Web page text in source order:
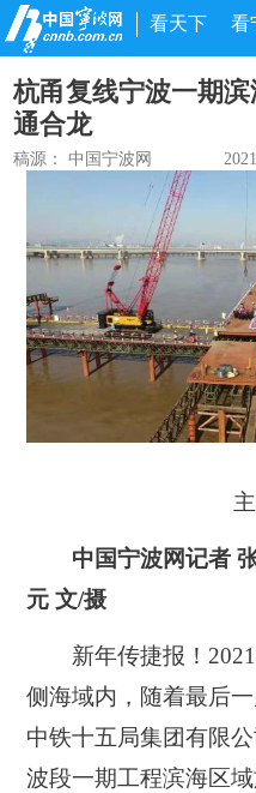
看天下 看
杭甬复线宁波一期
通合龙
稿源： 中国宁波网
主
中国宁波网记者
元文/摄
新年传捷报！2021
侧海域内，随着最后
中铁十五局集团有限
波段一期工程滨海区